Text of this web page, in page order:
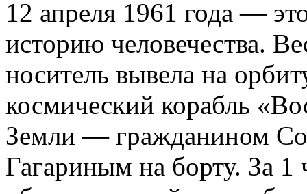
12 апреля 1961 года —
историю человечества.
носитель вывела на
космический корабль
Земли — гражданином
Гагариным на борту. За